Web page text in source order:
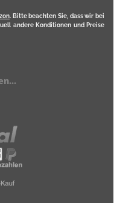
. Bitte beachten Sie, dass wir bei
andere Konditionen und Preise